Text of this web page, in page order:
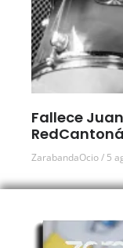
Fallece
RedCantoná
ZarabandaOcio 5